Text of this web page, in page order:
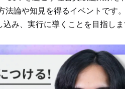
論や知見を得るイベントです
み、実行に導くことを目指しま